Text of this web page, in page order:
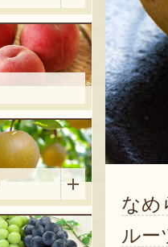
なめ
ルー